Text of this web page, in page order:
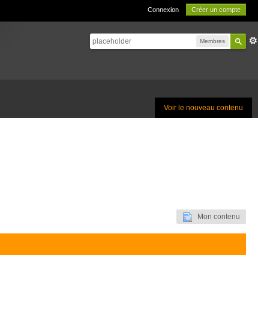
Connexion Créer un compte
Membres
Voir le nouveau contenu
Mon contenu